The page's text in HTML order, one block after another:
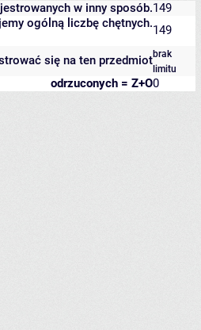
w inny sposób.149
ogólną liczbę chętnych.149
się na ten przedmiotbrak
limitu
odrzuconych = Z+O0